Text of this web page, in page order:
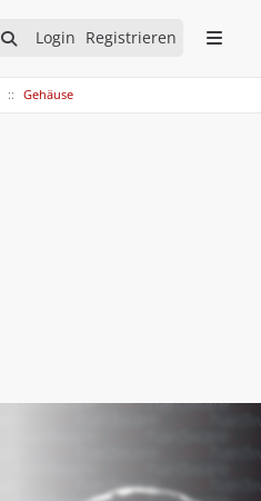
Login Registrieren
Gehäuse